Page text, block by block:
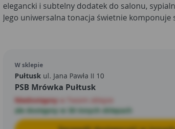
elegancki i subtelny dodatek do salonu,
Jego uniwersalna tonacja świetnie komponuje
aranżacjami, nadając im harmonii oraz
W sklepie
Pułtusk ul. Jana Pawła II 10
PSB Mrówka Pułtusk
Niedostępny w Twoim sklepie
ale dostępny w 30 innych sklepach